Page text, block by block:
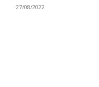
27/08/2022